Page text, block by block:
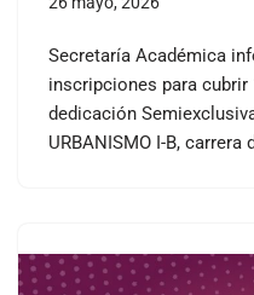
Secretaría Académica
inscripciones para
dedicación
URBANISMO I-B,